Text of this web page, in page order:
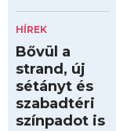
HÍREK
Bővül a
strand, új
sétányt és
szabadtéri
színpadot is